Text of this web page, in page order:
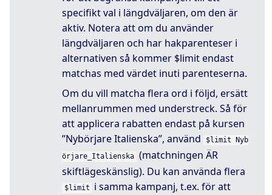
specifikt val i längdväljaren, om den är
aktiv. Notera att om du använder
längdväljaren och har hakparenteser i
alternativen så kommer $limit endast
matchas med värdet inuti parenteserna.
Om du vill matcha flera ord i följd, ersätt
mellanrummen med understreck. Så för
att applicera rabatten endast på kursen
”Nybörjare Italienska”, använd
$limit Nyb
örjare_Italienska (matchningen ÄR
skiftlägeskänslig). Du kan använda flera
$limit
i samma kampanj, t.ex. för att